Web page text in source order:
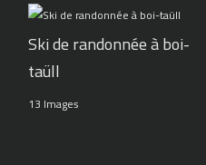
Ski de randonnée à boi-
taüll
13 Images